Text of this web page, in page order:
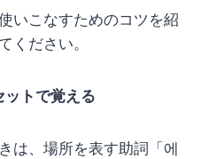
いこなすためのコツを紹
ください。
ットで覚える
は、場所を表す助詞「에